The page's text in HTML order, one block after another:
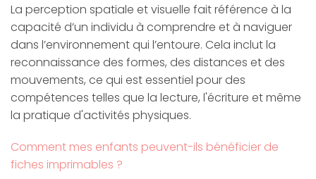
La perception spatiale et visuelle fait référence à la
capacité d’un individu à comprendre et à naviguer
dans l’environnement qui l’entoure. Cela inclut la
reconnaissance des formes, des distances et des
mouvements, ce qui est essentiel pour des
compétences telles que la lecture, l'écriture et même
la pratique d'activités physiques.
Comment mes enfants peuvent-ils bénéficier de
fiches imprimables ?